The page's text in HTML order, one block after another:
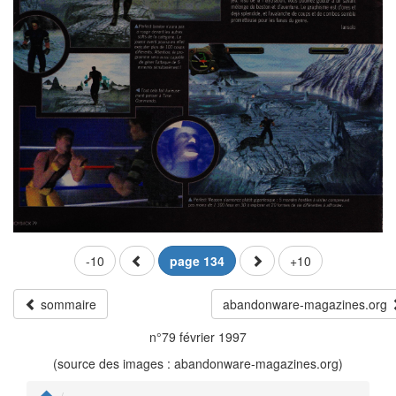
-10 page 134 +10
sommaire
abandonware-magazines.org
n°79 février 1997
(source des images : abandonware-magazines.org)